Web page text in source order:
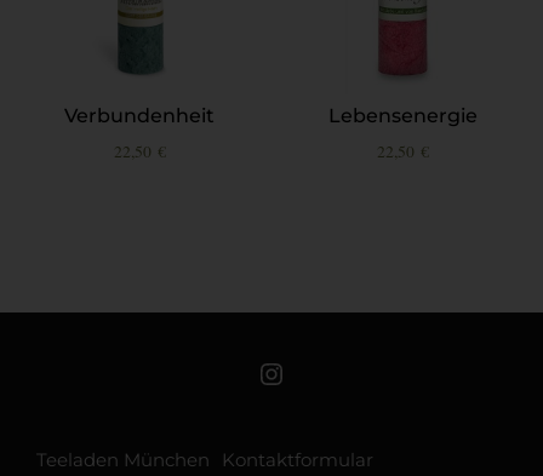
Verbundenheit
22,50 €
Lebensenergie
22,50 €
Teeschale auf Instagram
Teeladen München Kontaktformular